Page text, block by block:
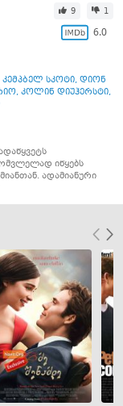
9 1
6.0
კემპბელ სკოტი, დიონ
, კოლინ დიუჰერსტი,
იწყებს
ადამიანური